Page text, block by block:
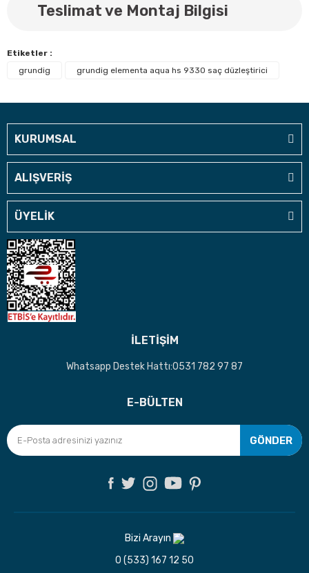
Teslimat ve Montaj Bilgisi
Etiketler :
grundig
grundig elementa aqua hs 9330 saç düzleştirici
KURUMSAL
ALIŞVERİŞ
ÜYELİK
İLETİŞİM
Whatsapp Destek Hattı:0531 782 97 87
E-BÜLTEN
GÖNDER
Bizi Arayın
0 (533) 167 12 50